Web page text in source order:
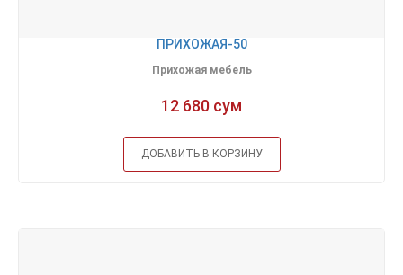
ПРИХОЖАЯ-50
Прихожая мебель
12 680 сум
ДОБАВИТЬ В КОРЗИНУ